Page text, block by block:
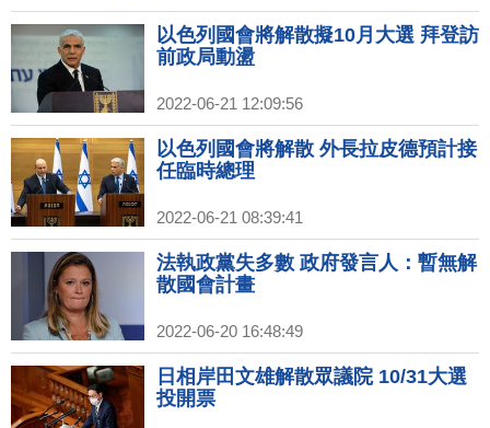
以色列國會將解散擬10月大選 拜登訪
前政局動盪
2022-06-21 12:09:56
以色列國會將解散 外長拉皮德預計接
任臨時總理
2022-06-21 08:39:41
法執政黨失多數 政府發言人：暫無解
散國會計畫
2022-06-20 16:48:49
日相岸田文雄解散眾議院 10/31大選
投開票